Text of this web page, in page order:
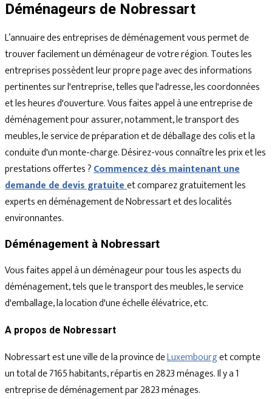
Déménageurs de Nobressart
L’annuaire des entreprises de déménagement vous permet de
trouver facilement un déménageur de votre région. Toutes les
entreprises possèdent leur propre page avec des informations
pertinentes sur l'entreprise, telles que l'adresse, les coordonnées
et les heures d'ouverture. Vous faites appel à une entreprise de
déménagement pour assurer, notamment, le transport des
meubles, le service de préparation et de déballage des colis et la
conduite d'un monte-charge. Désirez-vous connaître les prix et les
prestations offertes ?Commencez dès maintenant une
demande de devis gratuiteet comparez gratuitement les
experts en déménagement de Nobressart et des localités
environnantes.
Déménagement à Nobressart
Vous faites appel à un déménageur pour tous les aspects du
déménagement, tels que le transport des meubles, le service
d'emballage, la location d'une échelle élévatrice, etc.
A propos de Nobressart
Nobressart est une ville de la province deLuxembourget compte
un total de 7165 habitants, répartis en 2823 ménages. Il y a 1
entreprise de déménagement par 2823 ménages.